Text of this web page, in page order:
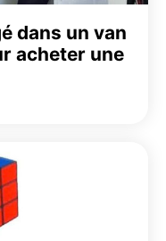
dans un van
acheter une